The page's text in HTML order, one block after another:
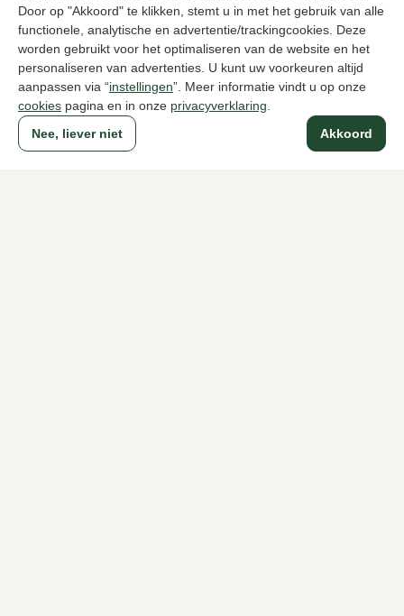
Door op "Akkoord" te klikken, stemt u in met het gebruik van alle
functionele, analytische en advertentie/trackingcookies. Deze
worden gebruikt voor het optimaliseren van de website en het
personaliseren van advertenties. U kunt uw voorkeuren altijd
aanpassen via “instellingen”. Meer informatie vindt u op onze
cookies pagina en in onze privacyverklaring
Akkoord
Nee, liever niet
Fabrizio Silenzi
Bruine brogues heren
379,95
Van
Bordeaux